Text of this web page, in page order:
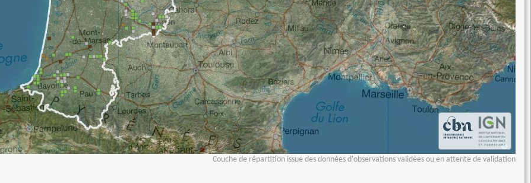
Couche de répartition issue des données d'observations validées ou en attente de validation